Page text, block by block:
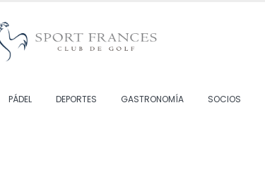
PÁDEL DEPORTES GASTRONOMÍA SOCIOS